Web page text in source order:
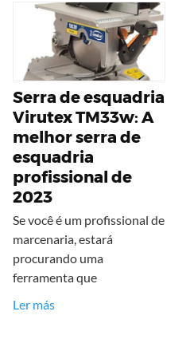
Serra de esquadria
Virutex TM33w: A
melhor serra de
esquadria
profissional de
2023
Se você é um profissional de
marcenaria, estará
procurando uma
ferramenta que
Ler más